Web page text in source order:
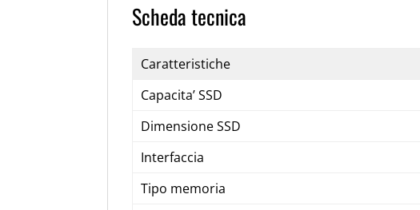
Scheda tecnica
Caratteristiche
Capacita’ SSD
Dimensione SSD
Interfaccia
Tipo memoria